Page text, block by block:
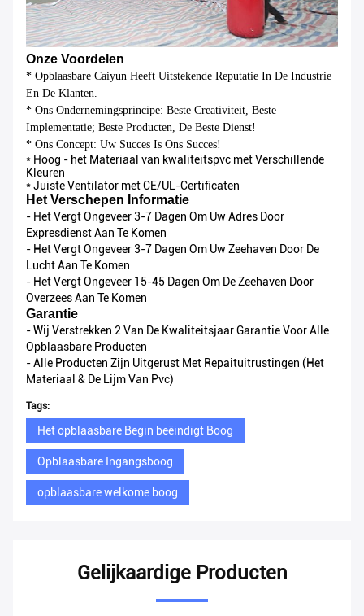
Onze Voordelen
* Opblaasbare Caiyun Heeft Uitstekende Reputatie In De Industrie
En De Klanten.
* Ons Ondernemingsprincipe: Beste Creativiteit, Beste
Implementatie; Beste Producten, De Beste Dienst!
* Ons Concept: Uw Succes Is Ons Succes!
* Hoog - het Materiaal van kwaliteitspvc met Verschillende
Kleuren
* Juiste Ventilator met CE/UL-Certificaten
Het Verschepen Informatie
- Het Vergt Ongeveer 3-7 Dagen Om Uw Adres Door
Expresdienst Aan Te Komen
- Het Vergt Ongeveer 3-7 Dagen Om Uw Zeehaven Door De
Lucht Aan Te Komen
- Het Vergt Ongeveer 15-45 Dagen Om De Zeehaven Door
Overzees Aan Te Komen
Garantie
-Wij Verstrekken 2 Van De Kwaliteitsjaar Garantie Voor Alle
Opblaasbare Producten
-Alle Producten Zijn Uitgerust Met Repaituitrustingen (het
Materiaal & De Lijm Van Pvc)
Tags:
Het opblaasbare Begin beëindigt Boog
Opblaasbare Ingangsboog
opblaasbare welkome boog
Gelijkaardige Producten